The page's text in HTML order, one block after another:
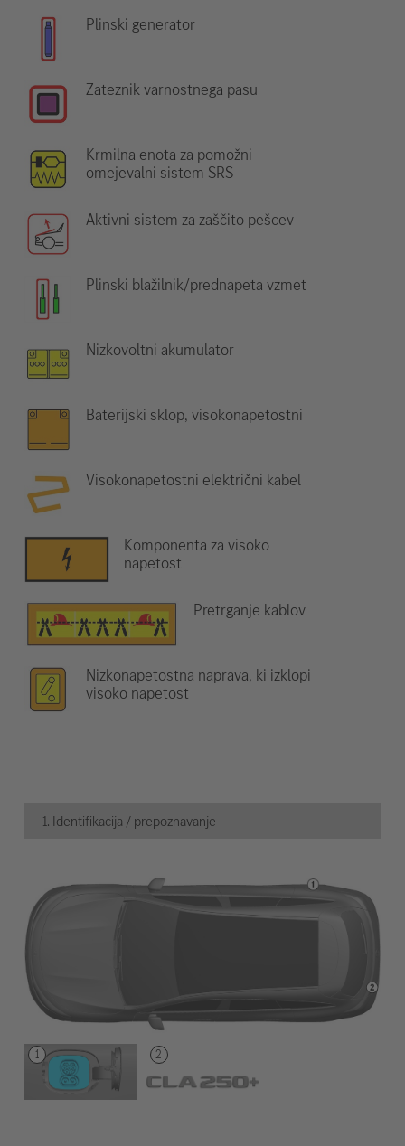
Plinski generator
Zateznik varnostnega pasu
Krmilna enota za pomožni
omejevalni sistem SRS
Aktivni sistem za zaščito pešcev
Plinski blažilnik/prednapeta vzmet
Nizkovoltni akumulator
Baterijski sklop, visokonapetostni
Visokonapetostni električni kabel
Komponenta za visoko
napetost
Pretrganje kablov
Nizkonapetostna naprava, ki izklopi
visoko napetost
1. Identifikacija / prepoznavanje